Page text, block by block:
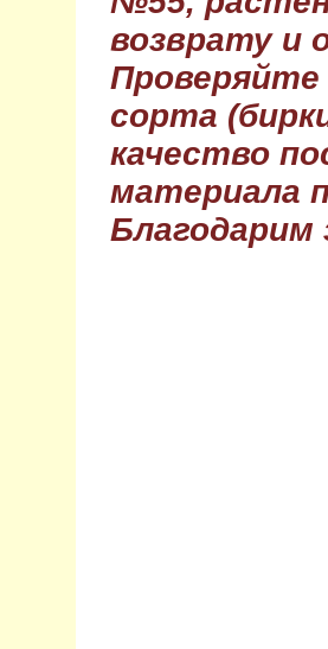
возврату и
Проверяйте
сорта
качество
материала
Благодарим